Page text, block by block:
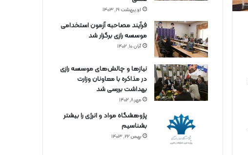
اردیبهشت ۱۹, ۱۴۰۳
فرآیند مصاحبه آزمون استخدامی
موسسه رازی برگزار شد
آبان ۱۰, ۱۴۰۲
نیازها و چالش‌های موسسه رازی
در مذاکره با معاونان وزارت
بهداشت بررسی شد
مهر ۸, ۱۴۰۲
پژوهشگاه مواد و انرژی را بیشتر
بشناسیم
بهمن ۲۲, ۱۴۰۳